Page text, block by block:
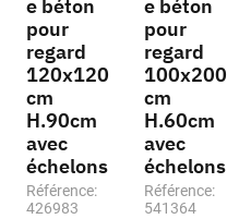
e béton
pour
regard
120x120
cm
H.90cm
avec
échelons
Référence:
426983
e béton
pour
regard
100x200
cm
H.60cm
avec
échelons
Référence:
541364